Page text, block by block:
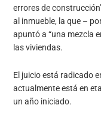
errores de
al inmueble, la que –
apuntó a “una mezcla
las viviendas.
El juicio está radicado
actualmente está en
un año iniciado.